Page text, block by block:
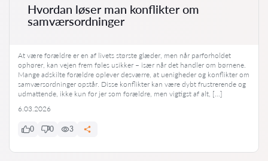
Hvordan løser man konflikter om
samværsordninger
At være forældre er en af livets største glæder, men når parforholdet
ophører, kan vejen frem føles usikker – især når det handler om børnene.
Mange adskilte forældre oplever desværre, at uenigheder og konflikter om
samværsordninger opstår. Disse konflikter kan være dybt frustrerende og
udmattende, ikke kun for jer som forældre, men vigtigst af alt, […]
6.03.2026
0 0 3